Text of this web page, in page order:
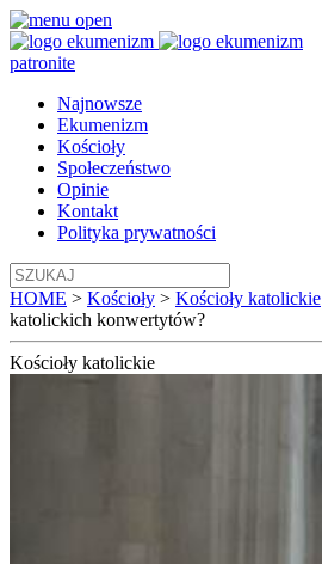
patronite
Najnowsze
Ekumenizm
Kościoły
Społeczeństwo
Opinie
Kontakt
Polityka prywatności
HOME > Kościoły > Kościoły katolickie
katolickich konwertytów?
Kościoły katolickie